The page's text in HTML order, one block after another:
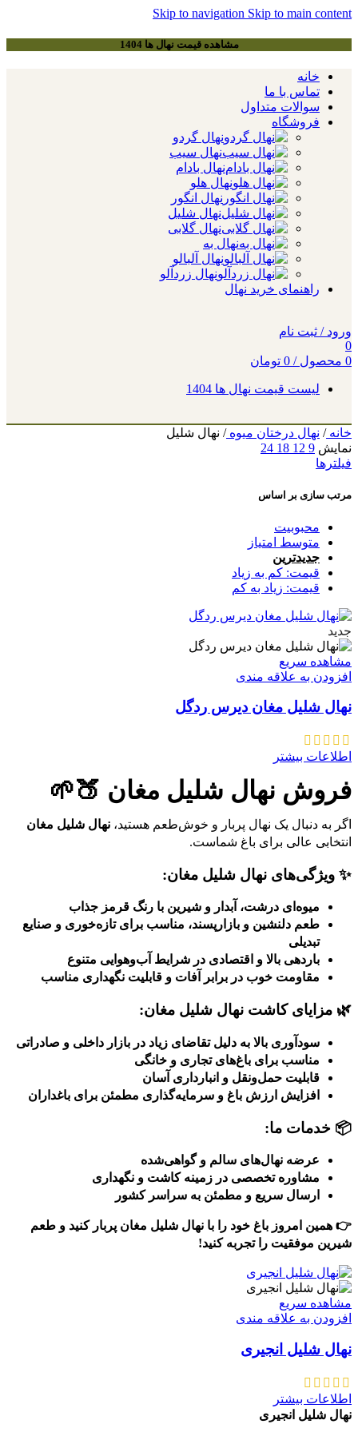
Skip to navigation Skip to main content
مشاهده قیمت نهال ها 1404
خانه
تماس با ما
سوالات متداول
فروشگاه
نهال گردو
نهال سیب
نهال بادام
نهال هلو
نهال انگور
نهال شلیل
نهال گلابی
نهال به
نهال آلبالو
نهال زردآلو
راهنمای خرید نهال
ورود / ثبت نام
0
0 محصول /
0 تومان
لیست قیمت نهال ها 1404
خانه/ نهال درختان میوه/ نهال شلیل
نمایش 9
12
18
24
فیلترها
مرتب سازی بر اساس
محبوبیت
متوسط امتیاز
جدیدترین
قیمت: کم به زیاد
قیمت: زیاد به کم
جدید
مشاهده سریع
افزودن به علاقه مندی
نهال شلیل مغان دیرس ردگل
اطلاعات بیشتر
فروش نهال شلیل مغان 🍑🌱
اگر به دنبال یک نهال پربار و خوش‌طعم هستید، نهال شلیل مغان
انتخابی عالی برای باغ شماست.
✨ ویژگی‌های نهال شلیل مغان:
میوه‌ای درشت، آبدار و شیرین با رنگ قرمز جذاب
طعم دلنشین و بازارپسند، مناسب برای تازه‌خوری و صنایع
تبدیلی
باردهی بالا و اقتصادی در شرایط آب‌وهوایی متنوع
مقاومت خوب در برابر آفات و قابلیت نگهداری مناسب
🌿 مزایای کاشت نهال شلیل مغان:
سودآوری بالا به دلیل تقاضای زیاد در بازار داخلی و صادراتی
مناسب برای باغ‌های تجاری و خانگی
قابلیت حمل‌ونقل و انبارداری آسان
افزایش ارزش باغ و سرمایه‌گذاری مطمئن برای باغداران
📦 خدمات ما:
عرضه نهال‌های سالم و گواهی‌شده
مشاوره تخصصی در زمینه کاشت و نگهداری
ارسال سریع و مطمئن به سراسر کشور
👉 همین امروز باغ خود را با نهال شلیل مغان پربار کنید و طعم
شیرین موفقیت را تجربه کنید!
مشاهده سریع
افزودن به علاقه مندی
نهال شلیل انجیری
اطلاعات بیشتر
نهال شلیل انجیری